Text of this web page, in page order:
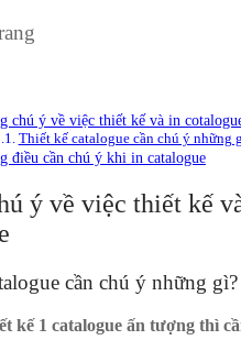
chú ý về việc thiết kế và in
Thiết kế catalogue cần chú ý những
điều cần chú ý khi in catalogue
ý về việc thiết kế
cần chú ý những gì?
kế 1 catalogue ấn tượng thì